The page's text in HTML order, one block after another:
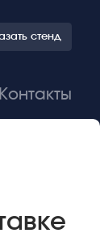
стенд
Контакты